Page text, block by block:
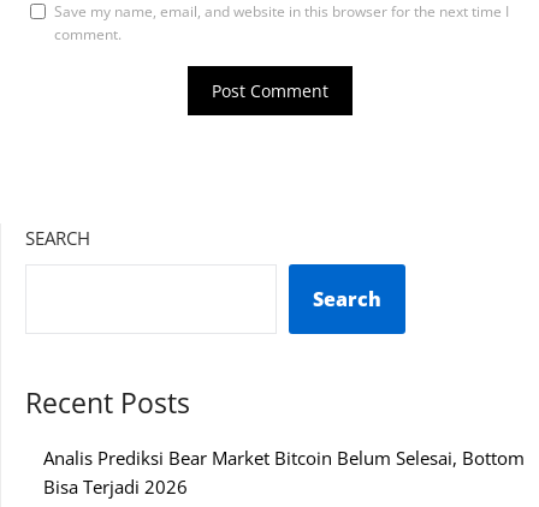
Save my name, email, and website in this browser for the next time I
comment.
SEARCH
Search
Recent Posts
Analis Prediksi Bear Market Bitcoin Belum Selesai, Bottom
Bisa Terjadi 2026